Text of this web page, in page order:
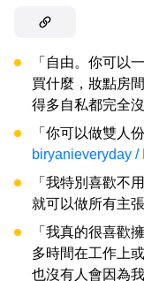
「自由。你可以
買什麼，妝點房
得多自私都完全沒
「你可以做雙人
biryanieveryday /
「我特別喜歡不
就可以做所有主張
「我真的很喜歡
多時間在工作上
也沒有人會因為